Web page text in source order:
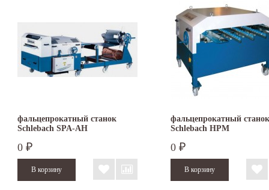
фальцепрокатный станок
Schlebach SPA-AH
0 ₽
фальцепрокатный станок
Schlebach HPM
0 ₽